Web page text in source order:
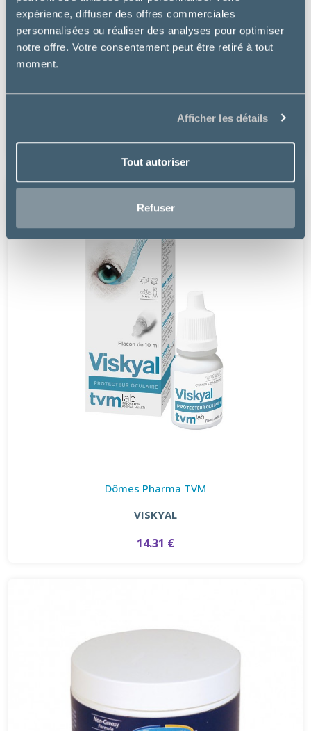
expérience, diffuser des offres commerciales
personnalisées ou réaliser des analyses pour optimiser
notre offre. Votre consentement peut être retiré à tout
moment.
Afficher les détails
Tout autoriser
Refuser
KERIOX NETTOYANT OCULAIRE
8.99 €
Dômes Pharma TVM
VISKYAL
14.31 €